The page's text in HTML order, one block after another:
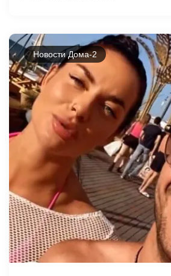
Новости Дома-2